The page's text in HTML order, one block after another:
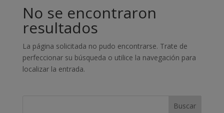
No se encontraron
resultados
La página solicitada no pudo encontrarse. Trate de
perfeccionar su búsqueda o utilice la navegación para
localizar la entrada.